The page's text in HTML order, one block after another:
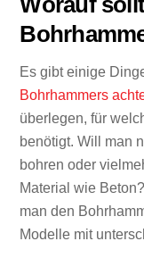
Es gibt einige
Bohrhammers
überlegen, für
benötigt. Will man
bohren oder
Material wie
man den
Modelle mit